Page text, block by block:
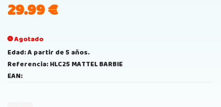
29.99€
Agotado
Edad: A partir de 5 años.
Referencia: HLC25 MATTEL BARBIE
EAN: